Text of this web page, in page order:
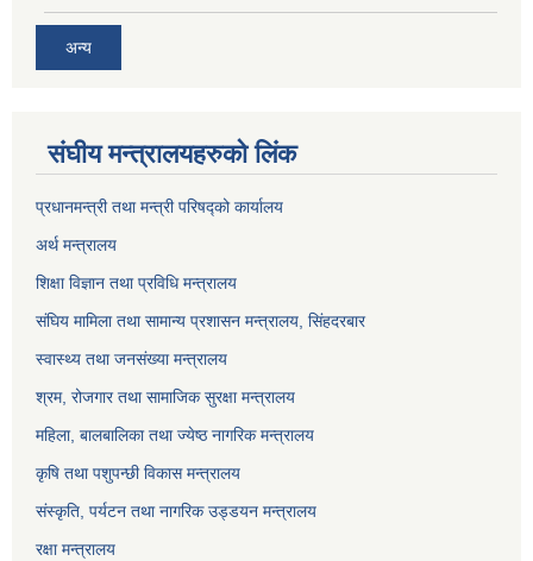
अन्य
संघीय मन्त्रालयहरुको लिंक
प्रधानमन्त्री तथा मन्त्री परिषद्को कार्यालय
अर्थ मन्त्रालय
शिक्षा विज्ञान तथा प्रविधि मन्त्रालय
संघिय मामिला तथा सामान्य प्रशासन मन्त्रालय, सिंहदरबार
स्वास्थ्य तथा जनसंख्या मन्त्रालय
श्रम, रोजगार तथा सामाजिक सुरक्षा मन्त्रालय
महिला, बालबालिका तथा ज्येष्ठ नागरिक मन्त्रालय
कृषि तथा पशुपन्छी विकास मन्त्रालय
संस्कृति, पर्यटन तथा नागरिक उड्डयन मन्त्रालय
रक्षा मन्त्रालय